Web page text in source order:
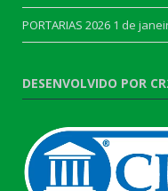
PORTARIAS 2026 1 de
DESENVOLVIDO POR